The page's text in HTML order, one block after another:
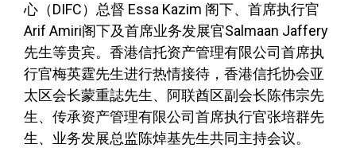
心（DIFC）总督 Essa Kazim 阁下、首席执行官
Arif Amiri阁下及首席业务发展官Salmaan Jaffery
先生等贵宾。香港信托资产管理有限公司首席执
行官梅英霆先生进行热情接待，香港信托协会亚
太区会长蒙重誌先生、阿联酋区副会长陈伟宗先
生、传承资产管理有限公司首席执行官张培群先
生、业务发展总监陈焯基先生共同主持会议。